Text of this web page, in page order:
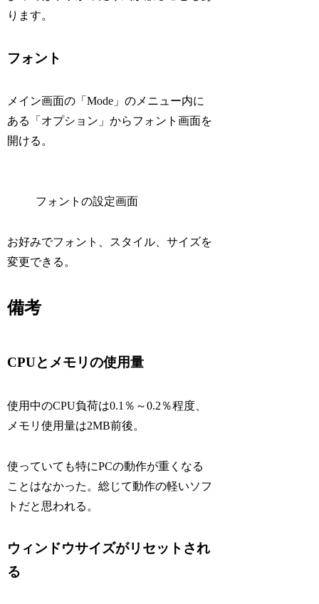
ります。
フォント
メイン画面の「Mode」のメニュー内に
ある「オプション」からフォント画面を
開ける。
フォントの設定画面
お好みでフォント、スタイル、サイズを
変更できる。
備考
CPUとメモリの使用量
使用中のCPU負荷は0.1％～0.2％程度、
メモリ使用量は2MB前後。
使っていても特にPCの動作が重くなる
ことはなかった。総じて動作の軽いソフ
トだと思われる。
ウィンドウサイズがリセットされ
る